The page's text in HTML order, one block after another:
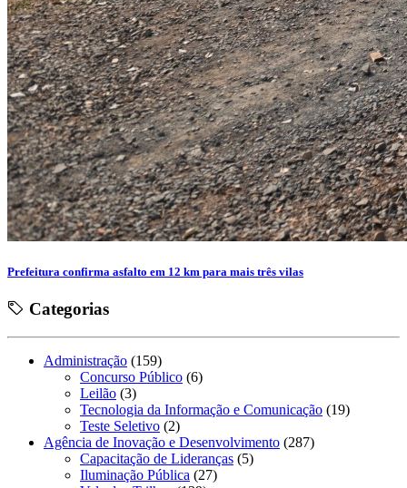
Prefeitura confirma asfalto em 12 km para mais três vilas
Categorias
Administração (159)
Concurso Público (6)
Leilão (3)
Tecnologia da Informação e Comunicação (19)
Teste Seletivo (2)
Agência de Inovação e Desenvolvimento (287)
Capacitação de Lideranças (5)
Iluminação Pública (27)